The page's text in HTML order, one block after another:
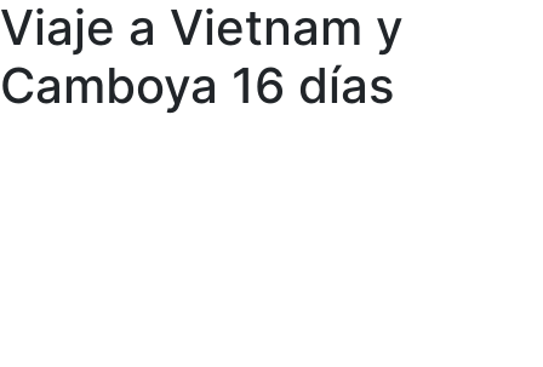
Viaje a Vietnam y
Camboya 16 días